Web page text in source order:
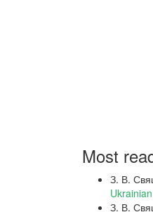
Most
З. В.
З. В.